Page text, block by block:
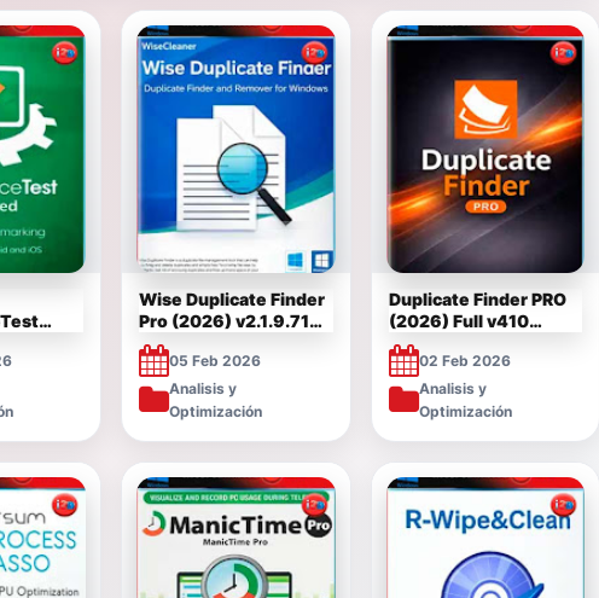
[Mega]
Wise Duplicate Finder
Pro (2026) v2.1.9.71
Full Español [Mega]
05 Feb 2026
Analisis y
Optimización
Duplicate Finder PRO
(2026) Full v410
Multilenguaje [Mega]
02 Feb 2026
Analisis y
Optimización